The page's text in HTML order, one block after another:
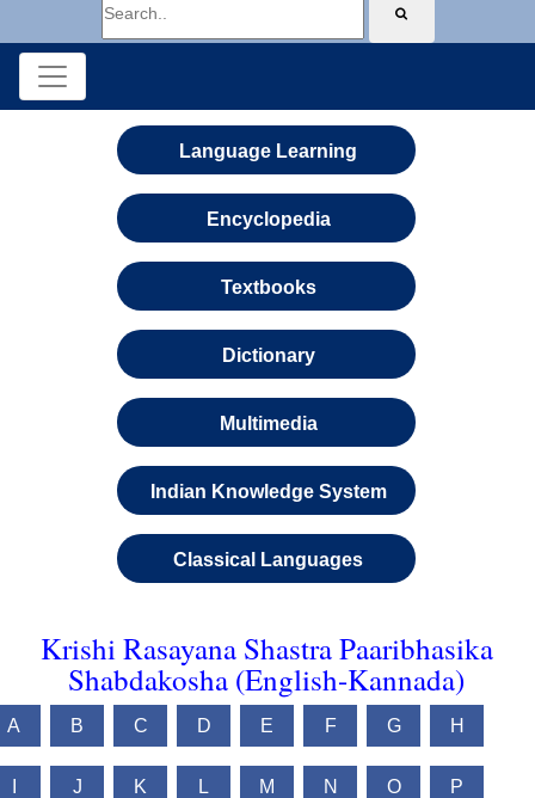
Language Learning
Encyclopedia
Textbooks
Dictionary
Multimedia
Indian Knowledge System
Classical Languages
Krishi Rasayana Shastra Paaribhasika
Shabdakosha (English-Kannada)
A B C D E F G H
J K L M N O P